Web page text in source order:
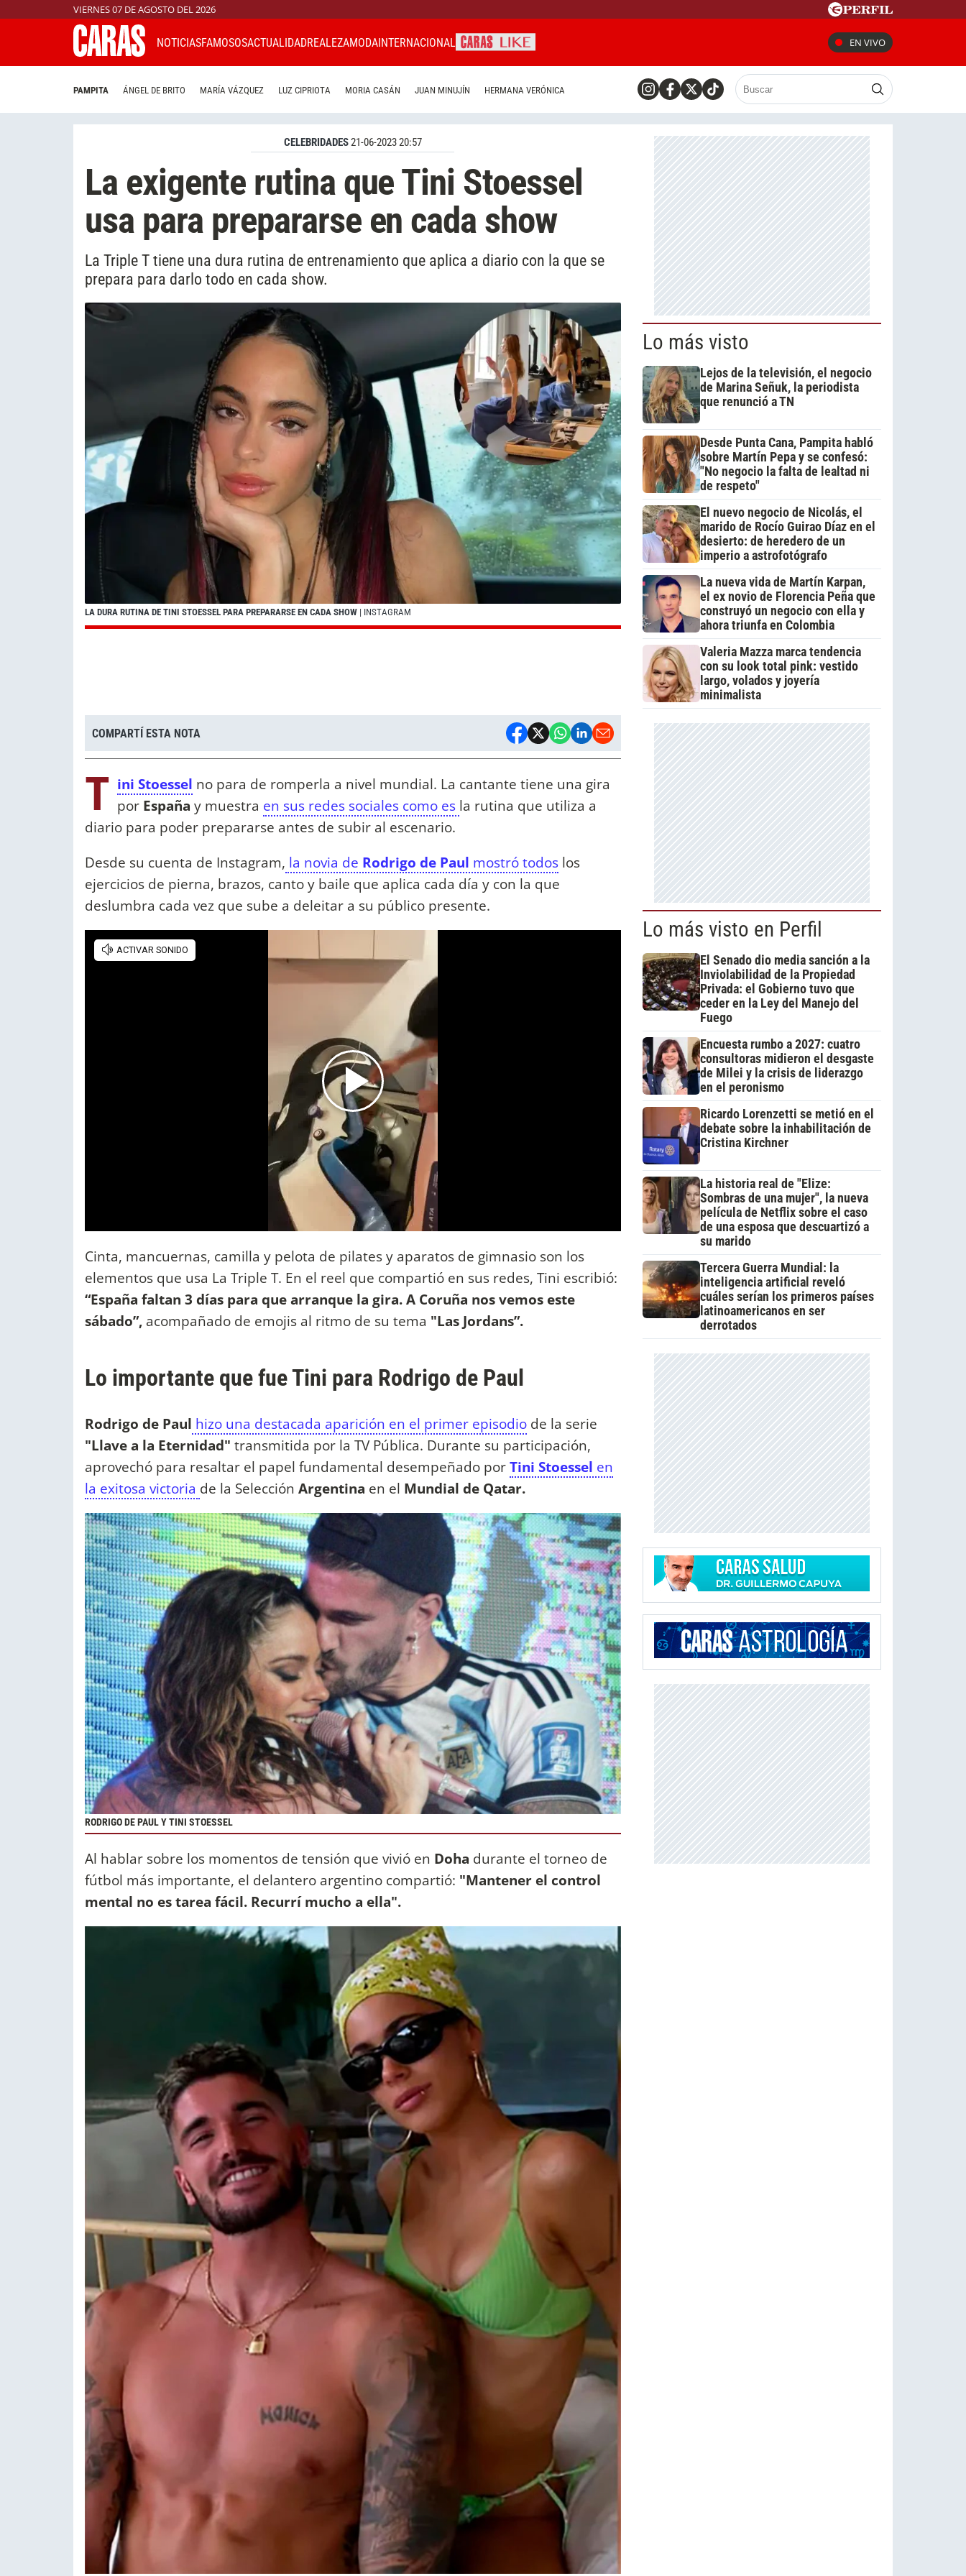
VIERNES 07 DE AGOSTO DEL 2026
NOTICIASFAMOSOSACTUALIDADREALEZAMODAINTERNACIONAL EN VIVO
PAMPITA ÁNGEL DE BRITO MARÍA VÁZQUEZ LUZ CIPRIOTA MORIA CASÁN JUAN MINUJÍN HERMANA VERÓNICA
CELEBRIDADES21-06-2023 20:57
La exigente rutina que Tini Stoessel
usa para prepararse en cada show
La Triple T tiene una dura rutina de entrenamiento que aplica a diario con la que se
prepara para darlo todo en cada show.
LA DURA RUTINA DE TINI STOESSEL PARA PREPARARSE EN CADA SHOW | INSTAGRAM
COMPARTÍ ESTA NOTA
T ini Stoessel no para de romperla a nivel mundial. La cantante tiene una gira
por España y muestra en sus redes sociales como es la rutina que utiliza a
diario para poder prepararse antes de subir al escenario.
Desde su cuenta de Instagram, la novia de Rodrigo de Paul mostró todos los
ejercicios de pierna, brazos, canto y baile que aplica cada día y con la que
deslumbra cada vez que sube a deleitar a su público presente.
Cinta, mancuernas, camilla y pelota de pilates y aparatos de gimnasio son los
elementos que usa La Triple T. En el reel que compartió en sus redes, Tini escribió:
“España faltan 3 días para que arranque la gira. A Coruña nos vemos este
sábado”, acompañado de emojis al ritmo de su tema "Las Jordans”.
Lo importante que fue Tini para Rodrigo de Paul
Rodrigo de Paul hizo una destacada aparición en el primer episodio de la serie
"Llave a la Eternidad" transmitida por la TV Pública. Durante su participación,
aprovechó para resaltar el papel fundamental desempeñado porTini Stoessel en
la exitosa victoria de la Selección Argentina en el Mundial de Qatar.
RODRIGO DE PAUL Y TINI STOESSEL
Al hablar sobre los momentos de tensión que vivió en Doha durante el torneo de
fútbol más importante, el delantero argentino compartió: "Mantener el control
mental no es tarea fácil. Recurrí mucho a ella".
Lo más visto
Lejos de la televisión, el negocio
de Marina Señuk, la periodista
que renunció a TN
Desde Punta Cana, Pampita habló
sobre Martín Pepa y se confesó:
"No negocio la falta de lealtad ni
de respeto"
El nuevo negocio de Nicolás, el
marido de Rocío Guirao Díaz en el
desierto: de heredero de un
imperio a astrofotógrafo
La nueva vida de Martín Karpan,
el ex novio de Florencia Peña que
construyó un negocio con ella y
ahora triunfa en Colombia
Valeria Mazza marca tendencia
con su look total pink: vestido
largo, volados y joyería
minimalista
Lo más visto en Perfil
El Senado dio media sanción a la
Inviolabilidad de la Propiedad
Privada: el Gobierno tuvo que
ceder en la Ley del Manejo del
Fuego
Encuesta rumbo a 2027: cuatro
consultoras midieron el desgaste
de Milei y la crisis de liderazgo
en el peronismo
Ricardo Lorenzetti se metió en el
debate sobre la inhabilitación de
Cristina Kirchner
La historia real de "Elize:
Sombras de una mujer", la nueva
película de Netflix sobre el caso
de una esposa que descuartizó a
su marido
Tercera Guerra Mundial: la
inteligencia artificial reveló
cuáles serían los primeros países
latinoamericanos en ser
derrotados